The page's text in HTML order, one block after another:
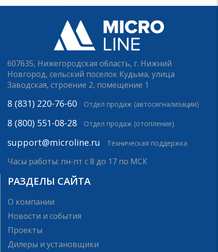
607635, Нижегородская область, г. Нижний
Новгород, сельский поселок Кудьма, улица
Заводская, строение 2, помещение 1
8 (831) 220-76-60 Отдел продаж (автосигнализации)
8 (800) 551-08-28 Отдел продаж (отопление)
support@microline.ru Техническая поддержка
Часы работы: пн-пт с 8 до 17 по МСК
РАЗДЕЛЫ САЙТА
О компании
Новости и события
Проекты
Дилеры и установщики